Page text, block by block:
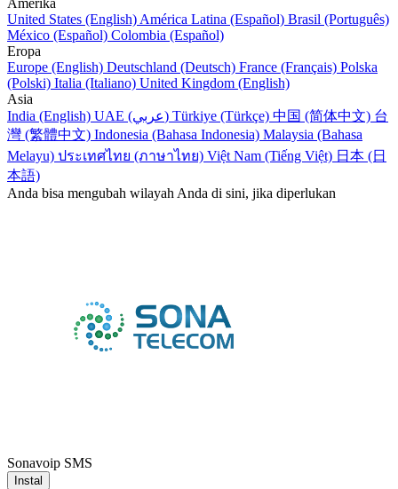
Amerika
United States (English) América Latina (Español) Brasil (Português)
México (Español) Colombia (Español)
Eropa
Europe (English) Deutschland (Deutsch) France (Français) Polska
(Polski) Italia (Italiano) United Kingdom (English)
Asia
India (English)
UAE (عربي) Türkiye (Türkçe) 中国 (简体中文) 台
灣 (繁體中文) Indonesia (Bahasa Indonesia) Malaysia (Bahasa
Melayu) ประเทศไทย (ภาษาไทย) Việt Nam (Tiếng Việt) 日本 (日
本語)
Anda bisa mengubah wilayah Anda di sini, jika diperlukan
Sonavoip SMS
Instal